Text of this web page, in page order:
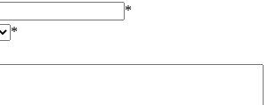
*
*